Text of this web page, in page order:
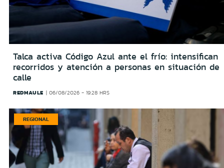
Talca activa Código Azul ante el frío: intensifican
recorridos y atención a personas en situación de
calle
REDMAULE 06/08/2026 - 19:28 HRS
REGIONAL